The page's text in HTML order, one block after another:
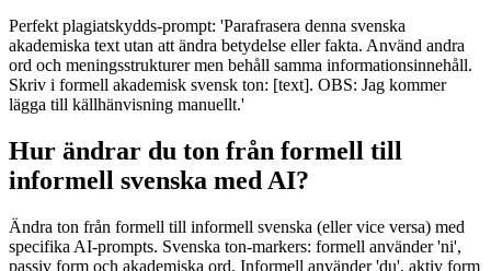
Perfekt plagiatskydds-prompt: 'Parafrasera denna svenska
akademiska text utan att ändra betydelse eller fakta. Använd andra
ord och meningsstrukturer men behåll samma informationsinnehåll.
Skriv i formell akademisk svensk ton: [text]. OBS: Jag kommer
lägga till källhänvisning manuellt.'
Hur ändrar du ton från formell till
informell svenska med AI?
Ändra ton från formell till informell svenska (eller vice versa) med
specifika AI-prompts. Svenska ton-markers: formell använder 'ni',
passiv form och akademiska ord. Informell använder 'du', aktiv form